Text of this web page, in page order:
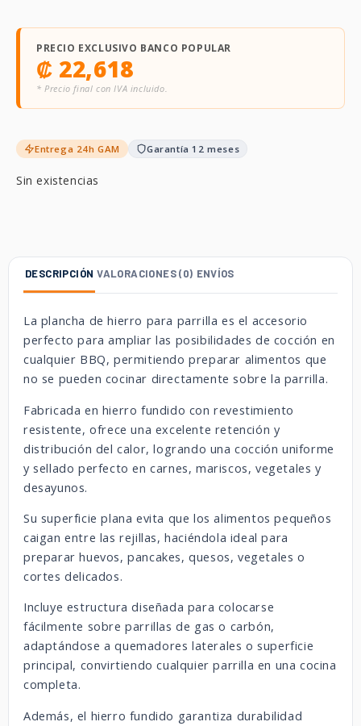
PRECIO EXCLUSIVO BANCO POPULAR
₡ 22,618
* Precio final con IVA incluido.
Entrega 24h GAM Garantía 12 meses
Sin existencias
DESCRIPCIÓN VALORACIONES (0) ENVÍOS
La plancha de hierro para parrilla es el accesorio
perfecto para ampliar las posibilidades de cocción en
cualquier BBQ, permitiendo preparar alimentos que
no se pueden cocinar directamente sobre la parrilla.
Fabricada en hierro fundido con revestimiento
resistente, ofrece una excelente retención y
distribución del calor, logrando una cocción uniforme
y sellado perfecto en carnes, mariscos, vegetales y
desayunos.
Su superficie plana evita que los alimentos pequeños
caigan entre las rejillas, haciéndola ideal para
preparar huevos, pancakes, quesos, vegetales o
cortes delicados.
Incluye estructura diseñada para colocarse
fácilmente sobre parrillas de gas o carbón,
adaptándose a quemadores laterales o superficie
principal, convirtiendo cualquier parrilla en una cocina
completa.
Además, el hierro fundido garantiza durabilidad